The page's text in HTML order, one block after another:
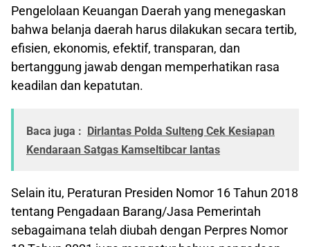
Pengelolaan Keuangan Daerah yang menegaskan
bahwa belanja daerah harus dilakukan secara tertib,
efisien, ekonomis, efektif, transparan, dan
bertanggung jawab dengan memperhatikan rasa
keadilan dan kepatutan.
Baca juga : Dirlantas Polda Sulteng Cek Kesiapan
Kendaraan Satgas Kamseltibcar lantas
Selain itu, Peraturan Presiden Nomor 16 Tahun 2018
tentang Pengadaan Barang/Jasa Pemerintah
sebagaimana telah diubah dengan Perpres Nomor